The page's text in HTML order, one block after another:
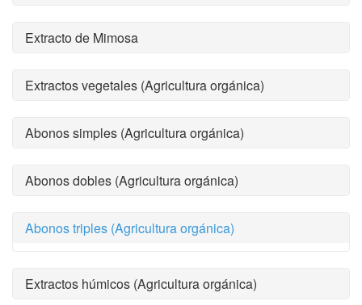
Extracto de Mimosa
Extractos vegetales (Agricultura orgánica)
Abonos simples (Agricultura orgánica)
Abonos dobles (Agricultura orgánica)
Abonos triples (Agricultura orgánica)
Extractos húmicos (Agricultura orgánica)